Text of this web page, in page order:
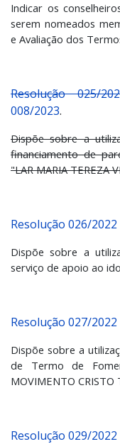
Indicar os
serem nomeados
e Avaliação dos
Resolução 025/
008/2023.
Dispõe sobre a
financiamento de
"LAR MARIA TEREZA
Resolução 026/2022
Dispõe sobre a
serviço de apoio ao
Resolução 027/2022
Dispõe sobre a
de Termo de
MOVIMENTO CRISTO
Resolução 029/2022